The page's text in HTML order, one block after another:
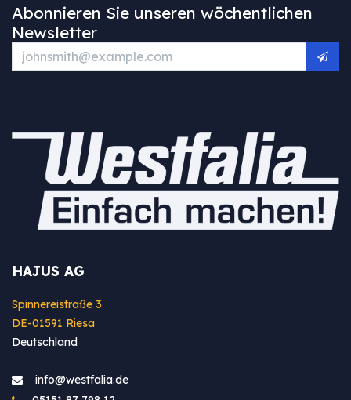
Abonnieren Sie unseren wöchentlichen
Newsletter
HAJUS AG
Spinnereistraße 3
DE-01591 Riesa
Deutschland
info@westfa​lia.de